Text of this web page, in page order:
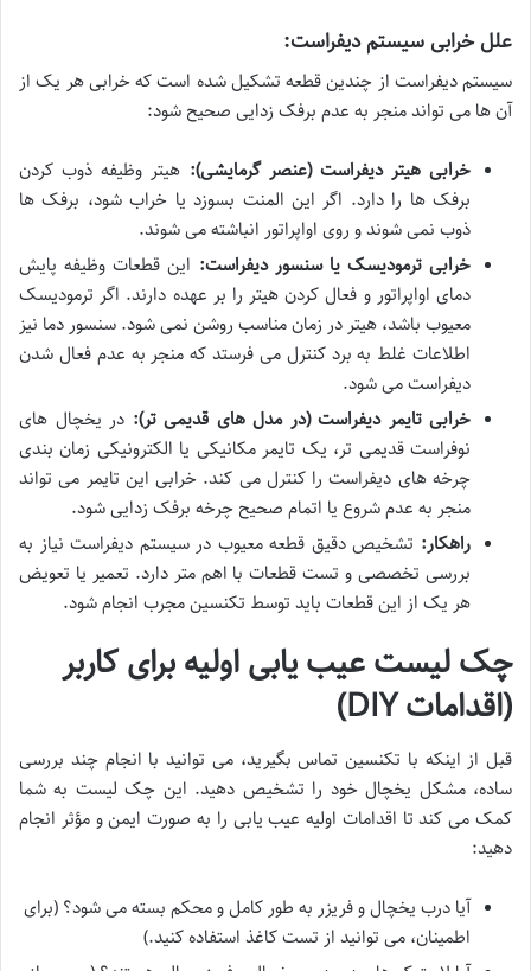
علل خرابی سیستم دیفراست:
سیستم دیفراست از چندین قطعه تشکیل شده است که خرابی هر یک از
آن ها می تواند منجر به عدم برفک زدایی صحیح شود:
خرابی هیتر دیفراست (عنصر گرمایشی): هیتر وظیفه ذوب کردن
برفک ها را دارد. اگر این المنت بسوزد یا خراب شود، برفک ها
ذوب نمی شوند و روی اواپراتور انباشته می شوند.
خرابی ترمودیسک یا سنسور دیفراست: این قطعات وظیفه پایش
دمای اواپراتور و فعال کردن هیتر را بر عهده دارند. اگر ترمودیسک
معیوب باشد، هیتر در زمان مناسب روشن نمی شود. سنسور دما نیز
اطلاعات غلط به برد کنترل می فرستد که منجر به عدم فعال شدن
دیفراست می شود.
خرابی تایمر دیفراست (در مدل های قدیمی تر): در یخچال های
نوفراست قدیمی تر، یک تایمر مکانیکی یا الکترونیکی زمان بندی
چرخه های دیفراست را کنترل می کند. خرابی این تایمر می تواند
منجر به عدم شروع یا اتمام صحیح چرخه برفک زدایی شود.
راهکار: تشخیص دقیق قطعه معیوب در سیستم دیفراست نیاز به
بررسی تخصصی و تست قطعات با اهم متر دارد. تعمیر یا تعویض
هر یک از این قطعات باید توسط تکنسین مجرب انجام شود.
چک لیست عیب یابی اولیه برای کاربر
(اقدامات DIY)
قبل از اینکه با تکنسین تماس بگیرید، می توانید با انجام چند بررسی
ساده، مشکل یخچال خود را تشخیص دهید. این چک لیست به شما
کمک می کند تا اقدامات اولیه عیب یابی را به صورت ایمن و مؤثر انجام
دهید:
آیا درب یخچال و فریزر به طور کامل و محکم بسته می شود؟ (برای
اطمینان، می توانید از تست کاغذ استفاده کنید.)